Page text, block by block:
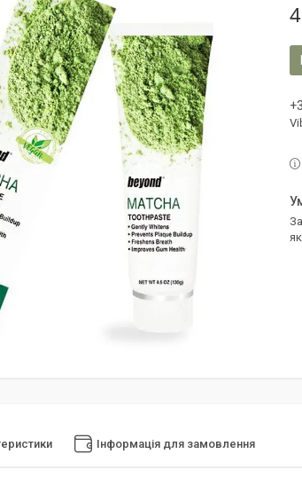
Законом не передбачено повернення та обмін даного товару належної
Інформація для замовлення